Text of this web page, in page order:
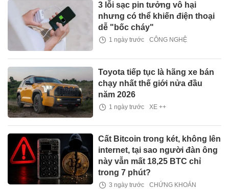
3 lỗi sạc pin tưởng vô hại
nhưng có thể khiến điện thoại
dễ "bốc cháy"
1 ngày trước CÔNG NGHỆ
Toyota tiếp tục là hãng xe bán
chạy nhất thế giới nửa đầu
năm 2026
1 ngày trước XE ++
Cất Bitcoin trong két, không lên
internet, tại sao người đàn ông
này vẫn mất 18,25 BTC chỉ
trong 7 phút?
3 ngày trước CHỨNG KHOÁN